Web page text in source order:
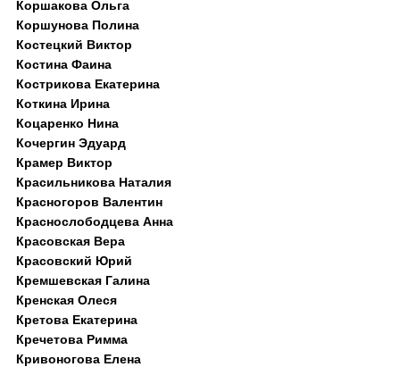
Коршакова Ольга
Коршунова Полина
Костецкий Виктор
Костина Фаина
Кострикова Екатерина
Коткина Ирина
Коцаренко Нина
Кочергин Эдуард
Крамер Виктор
Красильникова Наталия
Красногоров Валентин
Краснослободцева Анна
Красовская Вера
Красовский Юрий
Кремшевская Галина
Кренская Олеся
Кретова Екатерина
Кречетова Римма
Кривоногова Елена